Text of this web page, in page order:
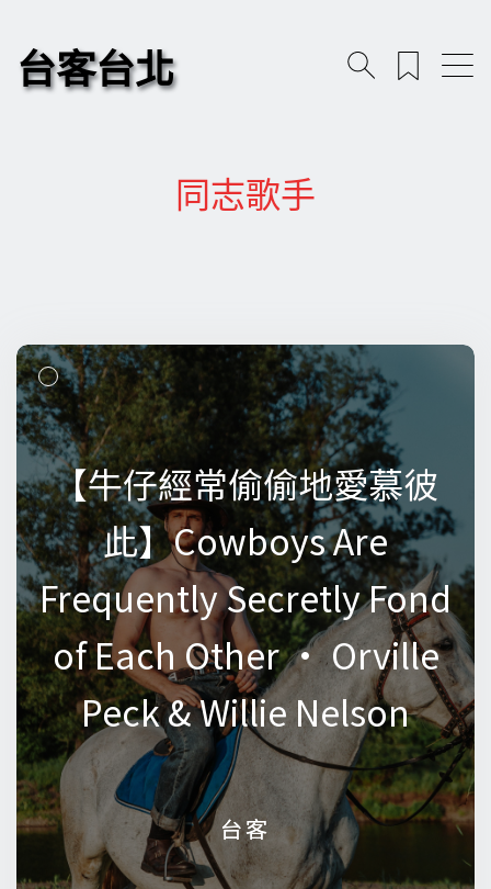
台客台北
同志歌手
【牛仔經常偷偷地愛慕彼
此】Cowboys Are
Frequently Secretly Fond
of Each Other • Orville
Peck & Willie Nelson
台客
【牛仔經常偷偷地愛慕彼
此】Cowboys Are
Frequently Secretly Fond
of Each Other • Orville
Peck & Willie Nelson
台客